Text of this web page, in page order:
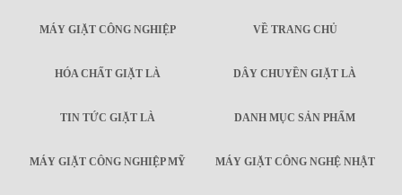
MÁY GIẶT CÔNG NGHIỆP VỀ TRANG CHỦ
HÓA CHẤT GIẶT LÀ DÂY CHUYỀN GIẶT LÀ
TIN TỨC GIẶT LÀ DANH MỤC SẢN PHẨM
MÁY GIẶT CÔNG NGHIỆP MỸ MÁY GIẶT CÔNG NGHỆ NHẬT